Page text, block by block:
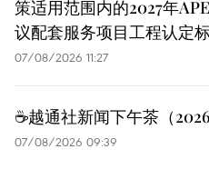
策适用范围内的2027年
议配套服务项目工程认定
07/08/2026 11:27
☕️越通社新闻下午茶（
07/08/2026 09:39